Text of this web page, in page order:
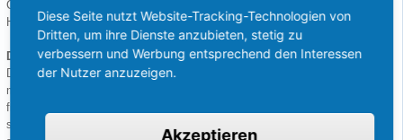
Computer, am Tablet oder über die Scootertuning-Smartphone-App.
Herzlich Willkommen!
Dynamik auf der Straße mit dem Peugeot Jetforce
Der Peugeot Jetforce verkörpert die französische Lebensweise in
motorisierter Form. Wendigkeit, Design und Dynamik werden bei dem
französischen Rollerhersteller großgeschrieben. Der Roller überrascht
sowohl mit seinem Design, das eher einem Motorrad gleicht, als auch mit
Diese Seite nutzt Website-Tracking-Technologien von
Dritten, um ihre Dienste anzubieten, stetig zu
verbessern und Werbung entsprechend den Interessen
der Nutzer anzuzeigen.
Akzeptieren